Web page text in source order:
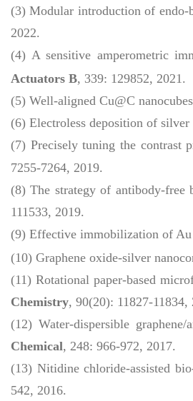
(3) Modular introduction of endo-
2022.
(4) A sensitive amperometric
Actuators B, 339: 129852, 2021.
(5) Well-aligned Cu@C
(6) Electroless deposition of
(7) Precisely tuning the contrast
7255-7264, 2019.
(8) The strategy of antibody-free
111533, 2019.
(9) Effective immobilization of
(10) Graphene oxide-silver
(11) Rotational paper-based
Chemistry, 90(20): 11827-11834,
(12) Water-dispersible
Chemical, 248: 966-972, 2017.
(13) Nitidine chloride-assisted
542, 2016.